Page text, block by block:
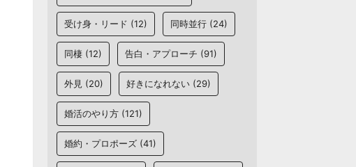
受け身・リード (12) 同時並行 (24)
同棲 (12) 告白・アプローチ (91)
外見 (20) 好きになれない (29)
婚活のやり方 (121)
婚約・プロポーズ (41)